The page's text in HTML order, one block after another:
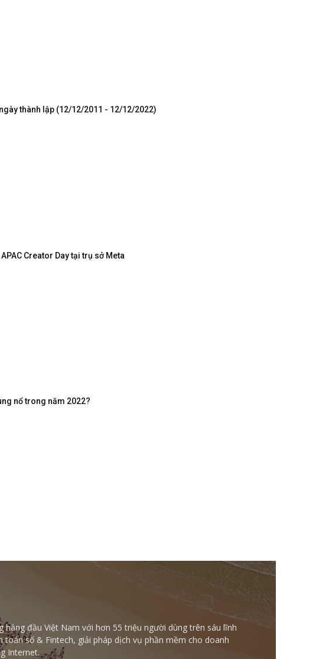
thành lập (12/12/2011 - 12/12/2022)
Creator Day tại trụ sở Meta
nổ trong năm 2022?
đầu Việt Nam với hơn 55 triệu người dùng trên sáu lĩnh
số & Fintech, giải pháp dịch vụ phần mềm cho doanh
Internet.